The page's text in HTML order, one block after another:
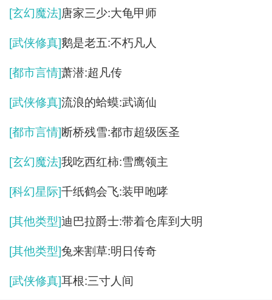
[玄幻魔法]唐家三少:大龟甲师
[武侠修真]鹅是老五:不朽凡人
[都市言情]萧潜:超凡传
[武侠修真]流浪的蛤蟆:武谪仙
[都市言情]断桥残雪:都市超级医圣
[玄幻魔法]我吃西红柿:雪鹰领主
[科幻星际]千纸鹤会飞:装甲咆哮
[其他类型]迪巴拉爵士:带着仓库到大明
[其他类型]兔来割草:明日传奇
[武侠修真]耳根:三寸人间